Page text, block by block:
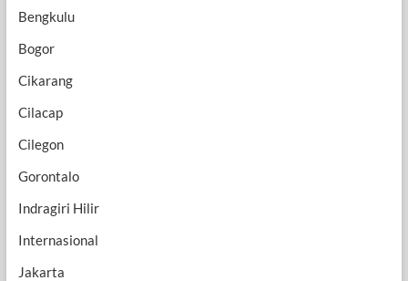
Bengkulu
Bogor
Cikarang
Cilacap
Cilegon
Gorontalo
Indragiri Hilir
Internasional
Jakarta